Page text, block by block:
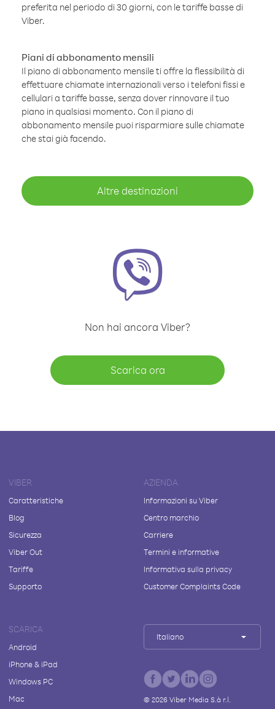
preferita nel periodo di 30 giorni, con le tariffe basse di
Viber.
Piani di abbonamento mensili
Il piano di abbonamento mensile ti offre la flessibilità di
effettuare chiamate internazionali verso i telefoni fissi e
cellulari a tariffe basse, senza dover rinnovare il tuo
piano in qualsiasi momento. Con il piano di
abbonamento mensile puoi risparmiare sulle chiamate
che stai già facendo.
Altre destinazioni
Non hai ancora Viber?
Scarica ora
VIBER
Caratteristiche
Blog
Sicurezza
Viber Out
Tariffe
Supporto
AZIENDA
Informazioni su Viber
Centro marchio
Carriere
Termini e informative
Informativa sulla privacy
Customer Complaints Code
SCARICA
Android
iPhone & iPad
Windows PC
Mac
Italiano
© 2026Viber Media S.à r.l.